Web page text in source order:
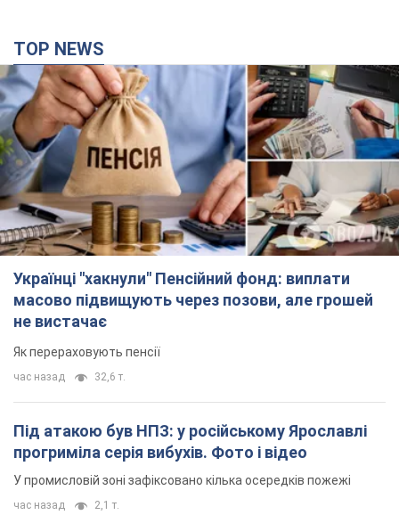
TOP NEWS
Українці "хакнули" Пенсійний фонд: виплати
масово підвищують через позови, але грошей
не вистачає
Як перераховують пенсії
час назад 32,6 т.
Під атакою був НПЗ: у російському Ярославлі
прогриміла серія вибухів. Фото і відео
У промисловій зоні зафіксовано кілька осередків пожежі
час назад 2,1 т.